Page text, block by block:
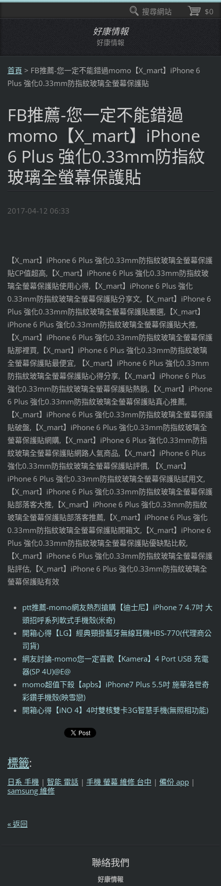
好康情報
好康情報
首頁 > FB推薦-您一定不能錯過momo【X_mart】iPhone 6
Plus 強化0.33mm防指紋玻璃全螢幕保護貼
FB推薦-您一定不能錯過
momo【X_mart】iPhone
6 Plus 強化0.33mm防指紋
玻璃全螢幕保護貼
2017-04-12 06:33
【X_mart】iPhone 6 Plus 強化0.33mm防指紋玻璃全螢幕保護
貼CP值超高,【X_mart】iPhone 6 Plus 強化0.33mm防指紋玻
璃全螢幕保護貼使用心得,【X_mart】iPhone 6 Plus 強化
0.33mm防指紋玻璃全螢幕保護貼分享文,【X_mart】iPhone 6
Plus 強化0.33mm防指紋玻璃全螢幕保護貼嚴選,【X_mart】
iPhone 6 Plus 強化0.33mm防指紋玻璃全螢幕保護貼大推,
【X_mart】iPhone 6 Plus 強化0.33mm防指紋玻璃全螢幕保護
貼那裡買,【X_mart】iPhone 6 Plus 強化0.33mm防指紋玻璃
全螢幕保護貼最便宜, 【X_mart】iPhone 6 Plus 強化0.33mm
防指紋玻璃全螢幕保護貼心得分享,【X_mart】iPhone 6 Plus
強化0.33mm防指紋玻璃全螢幕保護貼熱銷,【X_mart】iPhone
6 Plus 強化0.33mm防指紋玻璃全螢幕保護貼真心推薦,
【X_mart】iPhone 6 Plus 強化0.33mm防指紋玻璃全螢幕保護
貼破盤,【X_mart】iPhone 6 Plus 強化0.33mm防指紋玻璃全
螢幕保護貼網購,【X_mart】iPhone 6 Plus 強化0.33mm防指
紋玻璃全螢幕保護貼網路人氣商品,【X_mart】iPhone 6 Plus
強化0.33mm防指紋玻璃全螢幕保護貼評價, 【X_mart】
iPhone 6 Plus 強化0.33mm防指紋玻璃全螢幕保護貼試用文,
【X_mart】iPhone 6 Plus 強化0.33mm防指紋玻璃全螢幕保護
貼部落客大推,【X_mart】iPhone 6 Plus 強化0.33mm防指紋
玻璃全螢幕保護貼部落客推薦,【X_mart】iPhone 6 Plus 強化
0.33mm防指紋玻璃全螢幕保護貼開箱文,【X_mart】iPhone 6
Plus 強化0.33mm防指紋玻璃全螢幕保護貼優缺點比較,
【X_mart】iPhone 6 Plus 強化0.33mm防指紋玻璃全螢幕保護
貼評估,【X_mart】iPhone 6 Plus 強化0.33mm防指紋玻璃全
螢幕保護貼有效
ptt推薦-momo網友熱烈搶購【迪士尼】iPhone 7 4.7吋 大
頭招呼系列軟式手機殼(米奇)
開箱心得【LG】經典頸掛藍牙無線耳機HBS-770(代理商公
司貨)
網友討論-momo您一定喜歡【Kamera】4 Port USB 充電
器(SP 4U)@E@
momo超值下殺【apbs】iPhone7 Plus 5.5吋 施華洛世奇
彩鑽手機殼(映雪戀)
開箱心得【iNO 4】4吋雙核雙卡3G智慧手機(無照相功能)
標籤:
日系 手機 | 智能 電話 | 手機 螢幕 維修 台中 | 備份 app |
samsung 維修
« 返回
聯絡我們
好康情報
$0
搜尋網站